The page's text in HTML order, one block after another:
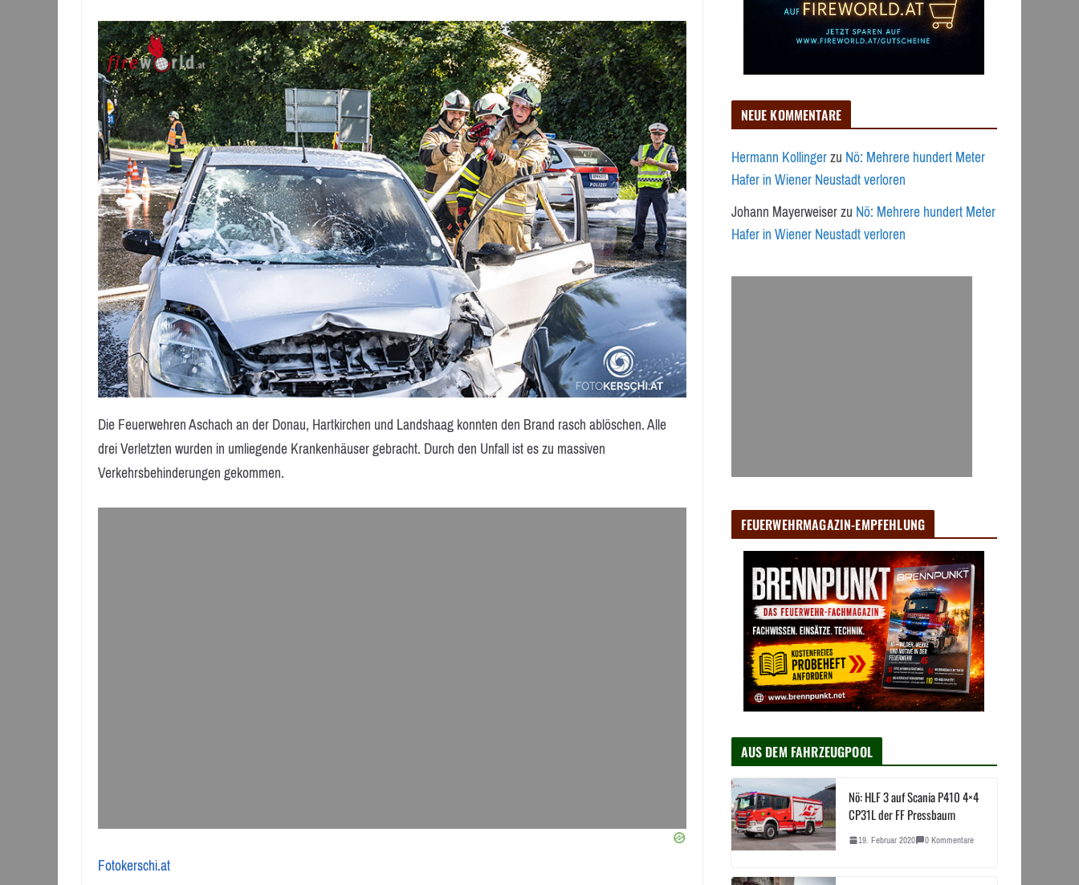
Die Feuerwehren Aschach an der Donau, Hartkirchen und Landshaag konnten den Brand rasch ablöschen. Alle
drei Verletzten wurden in umliegende Krankenhäuser gebracht. Durch den Unfall ist es zu massiven
Verkehrsbehinderungen gekommen.
Fotokerschi.at
NEUE KOMMENTARE
Hermann KollingerzuNö: Mehrere hundert Meter
Hafer in Wiener Neustadt verloren
Johann MayerweiserzuNö: Mehrere hundert Meter
Hafer in Wiener Neustadt verloren
FEUERWEHRMAGAZIN-EMPFEHLUNG
AUS DEM FAHRZEUGPOOL
Nö: HLF 3 auf Scania P410 4×4
CP31L der FF Pressbaum
19. Februar 2020 0 Kommentare